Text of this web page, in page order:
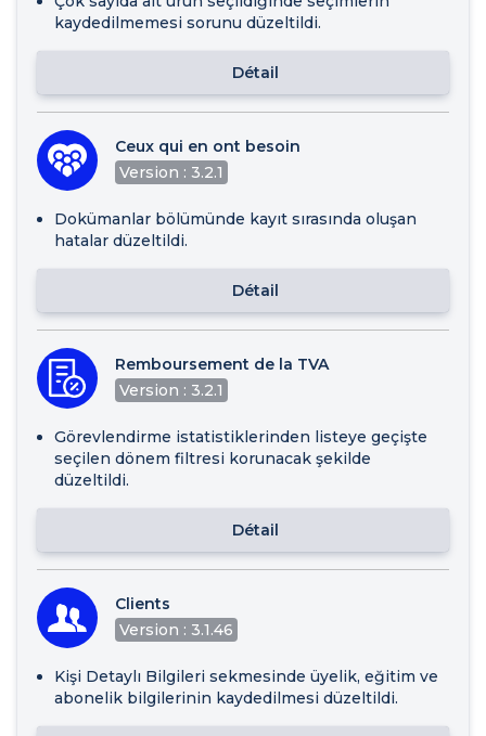
kaydedilmemesi sorunu düzeltildi.
Détail
Ceux qui en ont besoin
Version : 3.2.1
Dokümanlar bölümünde kayıt sırasında oluşan
hatalar düzeltildi.
Détail
Remboursement de la TVA
Version : 3.2.1
Görevlendirme istatistiklerinden listeye geçişte
seçilen dönem filtresi korunacak şekilde
düzeltildi.
Détail
Clients
Version : 3.1.46
Kişi Detaylı Bilgileri sekmesinde üyelik, eğitim ve
abonelik bilgilerinin kaydedilmesi düzeltildi.